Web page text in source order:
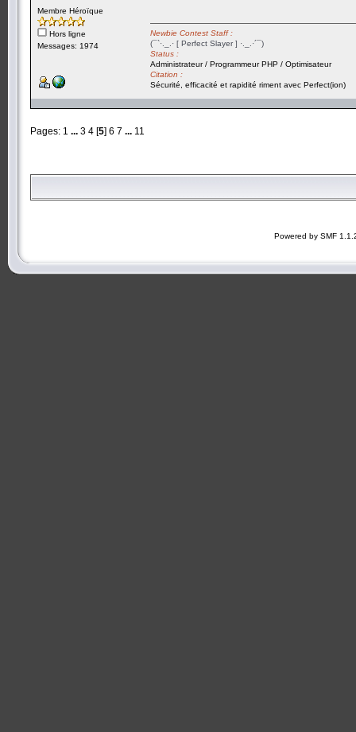
Membre Héroïque
Hors ligne
Messages: 1974
Newbie Contest Staff :
(¯`·._.· [ Perfect Slayer ] ·._.·´¯)
Status :
Administrateur / Programmeur PHP / Optimisateur
Citation :
Sécurité, efficacité et rapidité riment avec Perfect(ion)
Pages: 1 ... 3 4 [5] 6 7 ... 11
Powered by SMF